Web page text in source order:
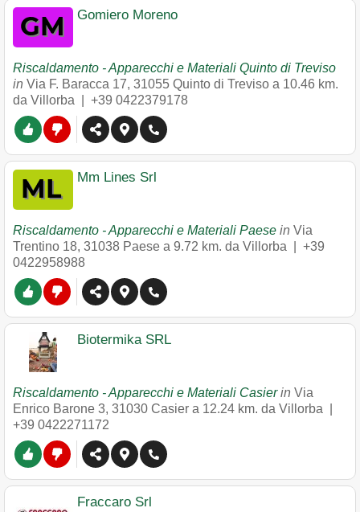
Gomiero Moreno
Riscaldamento - Apparecchi e Materiali Quinto di Treviso
in Via F. Baracca 17, 31055 Quinto di Treviso a 10.46 km.
da Villorba | +39 0422379178
Mm Lines Srl
Riscaldamento - Apparecchi e Materiali Paese in Via
Trentino 18, 31038 Paese a 9.72 km. da Villorba | +39
0422958988
Biotermika SRL
Riscaldamento - Apparecchi e Materiali Casierin Via
Enrico Barone 3, 31030 Casier a 12.24 km. da Villorba |
+39 0422271172
Fraccaro Srl